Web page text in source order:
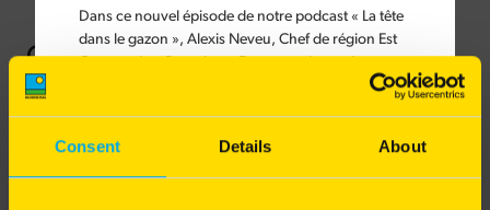
Consent Details About
Gamme Résiliente
Composé exclusivement d'espèces à développement
latéral
Dans ce nouvel épisode de notre podcast « La tête
dans le gazon », Alexis Neveu, Chef de région Est
Gazons chez Barenbrug France, présente les
différentes interventions mécaniques à réaliser sur
Les interventions mécaniques sont indispensables